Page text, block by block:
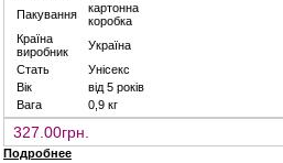
Пакування
картонна
коробка
Країна
виробник
Україна
Стать
Унісекс
Вік
від 5 років
Вага
0,9 кг
327.00грн.
Подробнее